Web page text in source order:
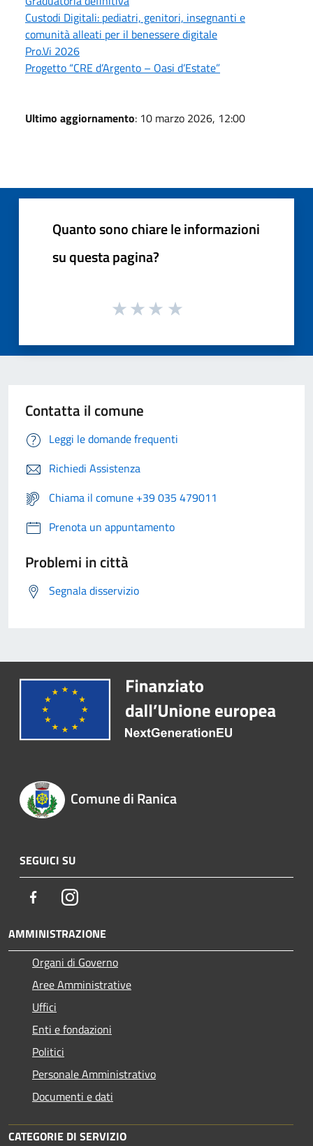
Custodi Digitali: pediatri, genitori, insegnanti e
comunità alleati per il benessere digitale
Pro.Vi 2026
Progetto “CRE d’Argento – Oasi d’Estate”
Ultimo aggiornamento: 10 marzo 2026, 12:00
Quanto sono chiare le informazioni
su questa pagina?
Contatta il comune
Leggi le domande frequenti
Richiedi Assistenza
Chiama il comune +39 035 479011
Prenota un appuntamento
Problemi in città
Segnala disservizio
Comune di Ranica
SEGUICI SU
FacebookInstagram
AMMINISTRAZIONE
Organi di Governo
Aree Amministrative
Uffici
Enti e fondazioni
Politici
Personale Amministrativo
Documenti e dati
CATEGORIE DI SERVIZIO